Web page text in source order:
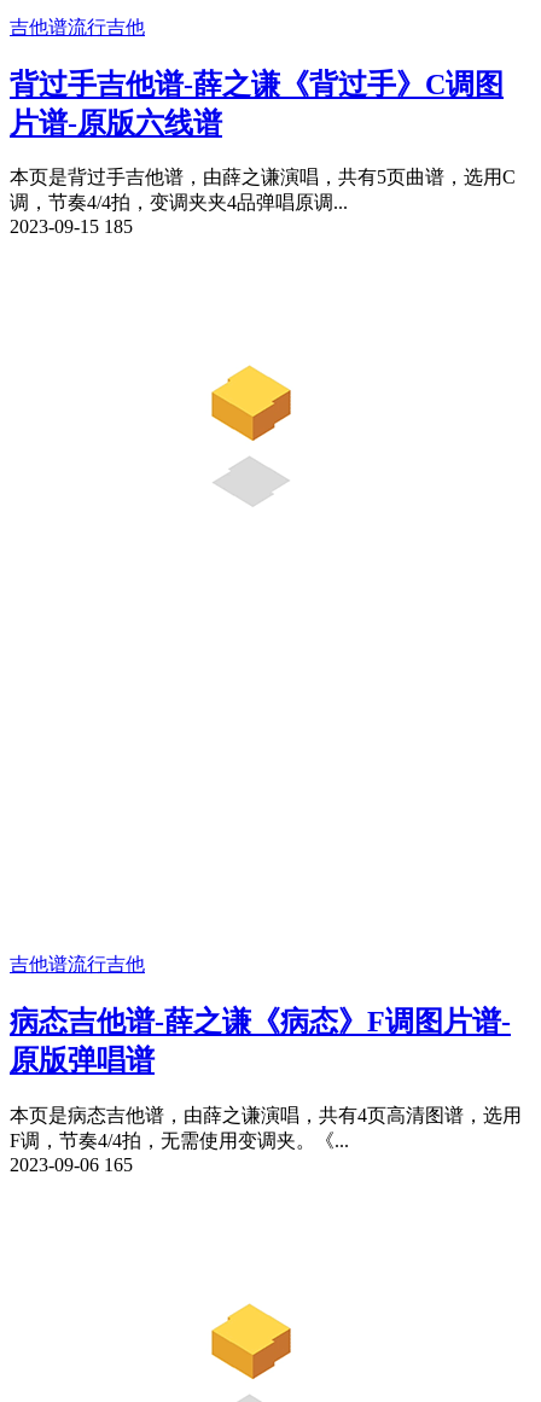
吉他谱流行吉他
背过手吉他谱-薛之谦《背过手》C调图
片谱-原版六线谱
本页是背过手吉他谱，由薛之谦演唱，共有5页曲谱，选用C
调，节奏4/4拍，变调夹夹4品弹唱原调...
2023-09-15 185
吉他谱流行吉他
病态吉他谱-薛之谦《病态》F调图片谱-
原版弹唱谱
本页是病态吉他谱，由薛之谦演唱，共有4页高清图谱，选用
F调，节奏4/4拍，无需使用变调夹。《...
2023-09-06 165